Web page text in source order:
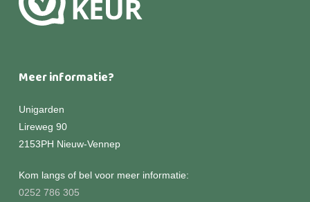
Meer informatie?
Unigarden
Lireweg 90
2153PH Nieuw-Vennep
Kom langs of bel voor meer informatie:
0252 786 305